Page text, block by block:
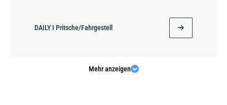
DAILY I Pritsche/Fahrgestell
Mehr anzeigen